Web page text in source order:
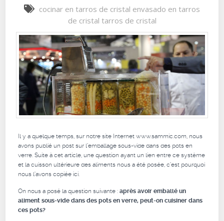
cocinar en tarros de cristal envasado en tarros
de cristal tarros de cristal
Il y a quelque temps, sur notre site Internet www.sammic.com, nous
avons publié un post sur l’emballage sous-vide dans des pots en
verre. Suite à cet article, une question ayant un lien entre ce système
et la cuisson ultérieure des aliments nous a été posée, c’est pourquoi
nous l’avons copiée ici.
On nous a posé la question suivante :après avoir emballé un
aliment sous-vide dans des pots en verre, peut-on cuisiner dans
ces pots?